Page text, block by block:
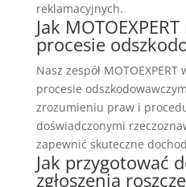
reklamacyjnych.
Jak
procesie
Nasz zespół
procesie
zrozumieniu praw i
doświadczonymi
zapewnić skuteczne
Jak przygotować
zgłoszenia